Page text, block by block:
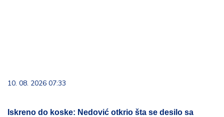
10. 08. 2026 07:33
Iskreno do koske: Nedović otkrio šta se desilo sa